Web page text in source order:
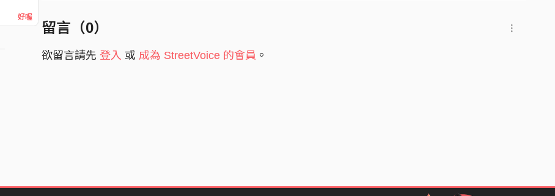
好喔
心內有很多話 卻沒資格講話
財團跟政府 作伙在爛
厝一間一間 在拆
留言（0）
欲留言請先 登入 或 成為 StreetVoice 的會員 。